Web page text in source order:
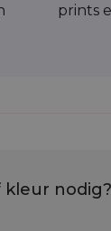
prints
nodig?